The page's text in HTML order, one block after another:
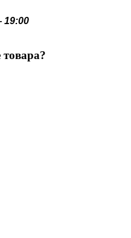
19:00